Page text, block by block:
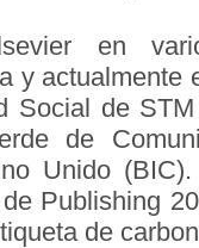
en
y actualmente
Social de
de
Unido
Publishing
de